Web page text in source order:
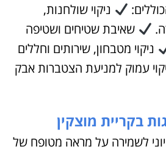
ניקוי שולחנות,
שאיבת שטיחים ושטיפה
ניקוי מטבחון, שירותים וחללים
עמוק למניעת הצטברות אבק
בקריית מוצקין
לשמירה על מראה מטופח של